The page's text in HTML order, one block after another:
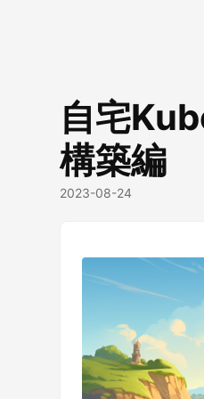
自宅
構築編
2023-08-24